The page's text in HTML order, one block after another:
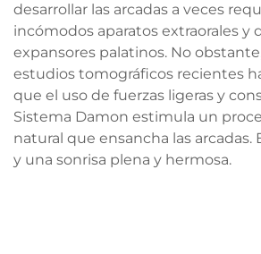
desarrollar las arcadas a veces
incómodos aparatos extraorales y
expansores palatinos. No
estudios tomográficos recientes
que el uso de fuerzas ligeras y
Sistema Damon estimula un
natural que ensancha las arcadas.
y una sonrisa plena y hermosa.